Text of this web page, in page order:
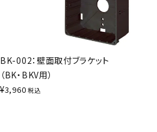
BK-002：壁面取付ブラケット
（BK・BKV用）
¥3,960 税込